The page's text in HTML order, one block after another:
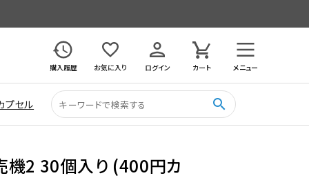
購入履歴
お気に入り ログイン カート メニュー
プセル search
機2 30個入り (400円カ